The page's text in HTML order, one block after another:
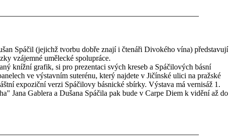
Spáčil (jejichž tvorbu dobře znají i čtenáři Divokého vína) představují
vzájemné umělecké spolupráce.
knížní grafik, si pro prezentaci svých kreseb a Spáčilových básní
ve výstavním suterénu, který najdete v Jičínské ulici na pražské
expoziční verzi Spáčilovy básnické sbírky. Výstava má vernisáž 1.
Jana Gablera a Dušana Spáčila pak bude v Carpe Diem k vidění až do